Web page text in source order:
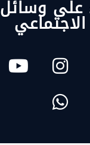
على وسائل